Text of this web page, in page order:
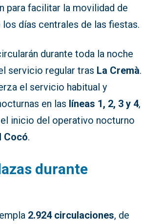
para facilitar la movilidad de
días centrales de las fiestas.
durante toda la noche
servicio regular tras La Cremà.
el servicio habitual y
en las líneas 1, 2, 3 y 4,
inicio del operativo nocturno
Cocó.
durante
2.924 circulaciones, de